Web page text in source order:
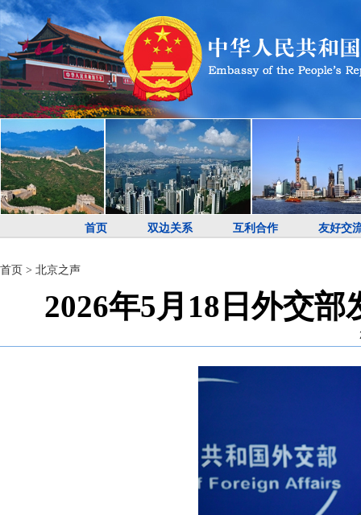
首页 双边关系 互利合作 友好交
首页 > 北京之声
2026年5月18日外交